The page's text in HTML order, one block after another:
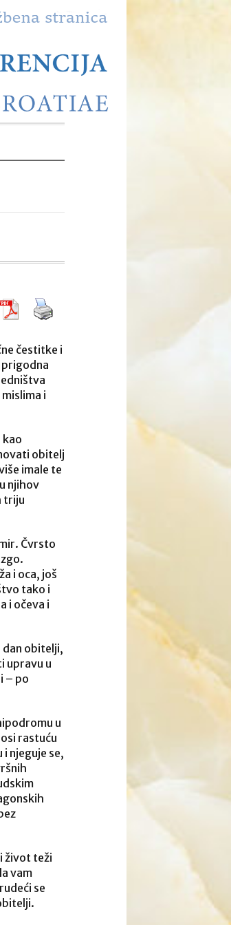
čestitke i
prigodna
i
kao
obitelj
imale te
njihov
triju
Čvrsto
i oca, još
tako i
i očeva i
dan obitelji,
upravu u
– po
u
rastuću
njeguje se,
život teži
vam
se